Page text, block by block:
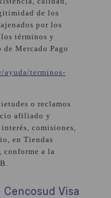
de los
por los
términos y
Mercado Pago
ayuda/terminos-
o reclamos
afiliado y
comisiones,
en Tiendas
, conforme a la
Visa